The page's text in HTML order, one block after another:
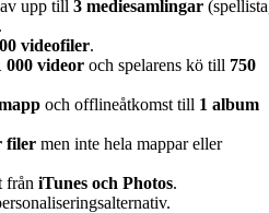
upp till 3 mediesamlingar
videofiler.
000 videor och spelarens kö till 750
och offlineåtkomst till 1 album
filer men inte hela mappar eller
från iTunes och Photos.